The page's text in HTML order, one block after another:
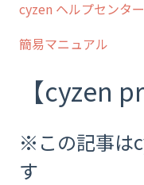
cyzen ヘルプセンター
簡易マニュアル
【cyzen
※この記事は
す